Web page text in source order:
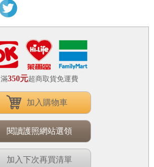
滿350元超商取貨免運費
加入購物車
閱讀護照網站選領
加入下次再買清單